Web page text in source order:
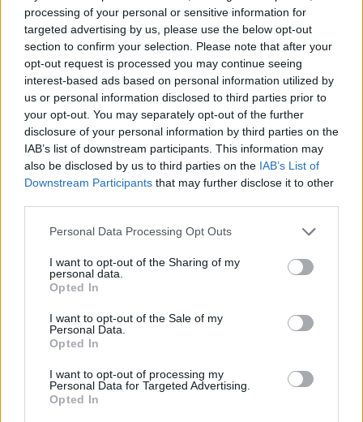
processing of your personal or sensitive information for
targeted advertising by us, please use the below opt-out
section to confirm your selection. Please note that after your
opt-out request is processed you may continue seeing
interest-based ads based on personal information utilized by
us or personal information disclosed to third parties prior to
your opt-out. You may separately opt-out of the further
disclosure of your personal information by third parties on the
IAB’s list of downstream participants. This information may
also be disclosed by us to third parties on the IAB’s List of
Downstream Participants that may further disclose it to other
Please note that this website/app uses one or more Google
not limited to your visit or usage behaviour. You may click to
grant or deny consent to Google and its third-party tags to
use your data for below specified purposes in below Google
consent section.
Personal Data Processing Opt Outs
I want to opt-out of the Sharing of my
personal data.
Opted In
I want to opt-out of the Sale of my
Personal Data.
Opted In
I want to opt-out of processing my
Personal Data for Targeted Advertising.
Opted In
Széles Gábor csatornája felhívja minden magyar ...
Így szívatják az MSZP-t a
titokzatoskodó Simon miatt
dezsőandris•2014. február 21.
Amíg Simon Gábor nem mondja meg, honnan
szerezte a 240 millió forintját és amíg az MSZP-t sem
érdekli a válasz, addig biztosak lehetünk benne,
hogy a ...
Aki azt hitte, hogy Radnótiné az
EMMI saját halottja, most
dezsőandris•2014. február 18.
Nagy kő esett le minden jóérzésű Magyar Hírlap-
rajongó szívéről: NEM igaz, hogy az Emberi
Erőforrások Minisztériuma saját halottjának tekinti